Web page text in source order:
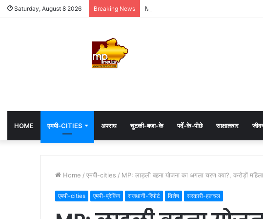
Saturday, August 8 2026 Breaking News MP: महाकाल के दरबार में अध्यक्ष हेमंत खंडेलवाल,
HOME एमपी-CITIES अपराध चुटकी-बजा-के पर्दे-के-पीछे साक्षात्कार
Home / एमपी-cities / MP: लाड़ली बहना योजना का अगला चरण क्या?, करोड़ों
एमपी-cities एमपी-ब्रेकिंग राजधानी-रिपोर्ट विशेष सरकारी-हलचल